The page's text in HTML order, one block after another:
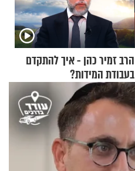
הרב זמיר כהן - איך להתקדם
בעבודת המידות?